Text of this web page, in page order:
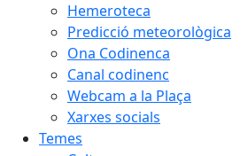
Hemeroteca
Predicció meteorològica
Ona Codinenca
Canal codinenc
Webcam a la Plaça
Xarxes socials
Temes